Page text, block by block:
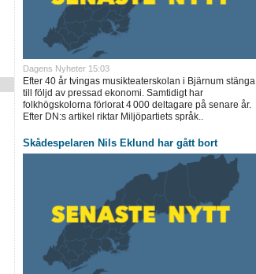
Dagens Nyheter 15:03
Efter 40 år tvingas musikteaterskolan i Bjärnum stänga
till följd av pressad ekonomi. Samtidigt har
folkhögskolorna förlorat 4 000 deltagare på senare år.
Efter DN:s artikel riktar Miljöpartiets språk..
Skådespelaren Nils Eklund har gått bort